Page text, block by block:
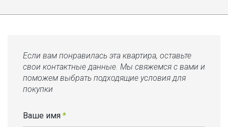
Если вам понравилась эта квартира, оставьте
свои контактные данные. Мы свяжемся с вами и
поможем выбрать подходящие условия для
покупки
Ваше имя *